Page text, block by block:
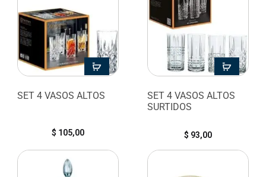
SET 4 VASOS ALTOS
$ 105,00
SET 4 VASOS ALTOS
SURTIDOS
$ 93,00